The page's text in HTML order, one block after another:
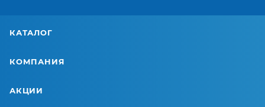
КАТАЛОГ
КОМПАНИЯ
АКЦИИ